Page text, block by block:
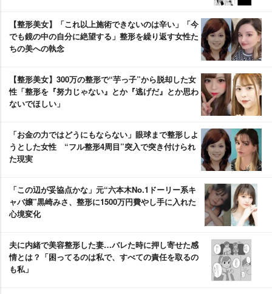
【整形美女】「これ以上施術できないのは辛い」「今
でも鏡の中の自分に絶望する」整形を繰り返す女性た
ちの美への執念
【整形美女】300万の整形で“芋っ子”から脱却した女
性「整形を『努力じゃない』とか『逃げだ』とか思わ
ないでほしい」
「お金の力ではどうにもならない」眼球まで整形しよ
うとした女性 “フル整形4周目”突入で突き付けられ
た現実
「この辺が妥協点かな」元“六本木No.1ドーリー系キ
ャバ嬢”黒崎みさ、整形に1500万円費やし手に入れた
心境変化
夫に内緒で美容整形した妻…バレた時に押し寄せた感
情とは？「困ってるのは私で、すべての責任を取るの
も私」